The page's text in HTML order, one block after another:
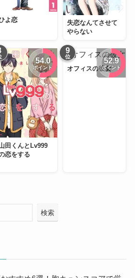
よ恋
失恋なんてさせて
やらない
54.0
ポイント
田くんとLv999
恋をする
9
位 52.9
ポイント
オフィスの彼女
検索